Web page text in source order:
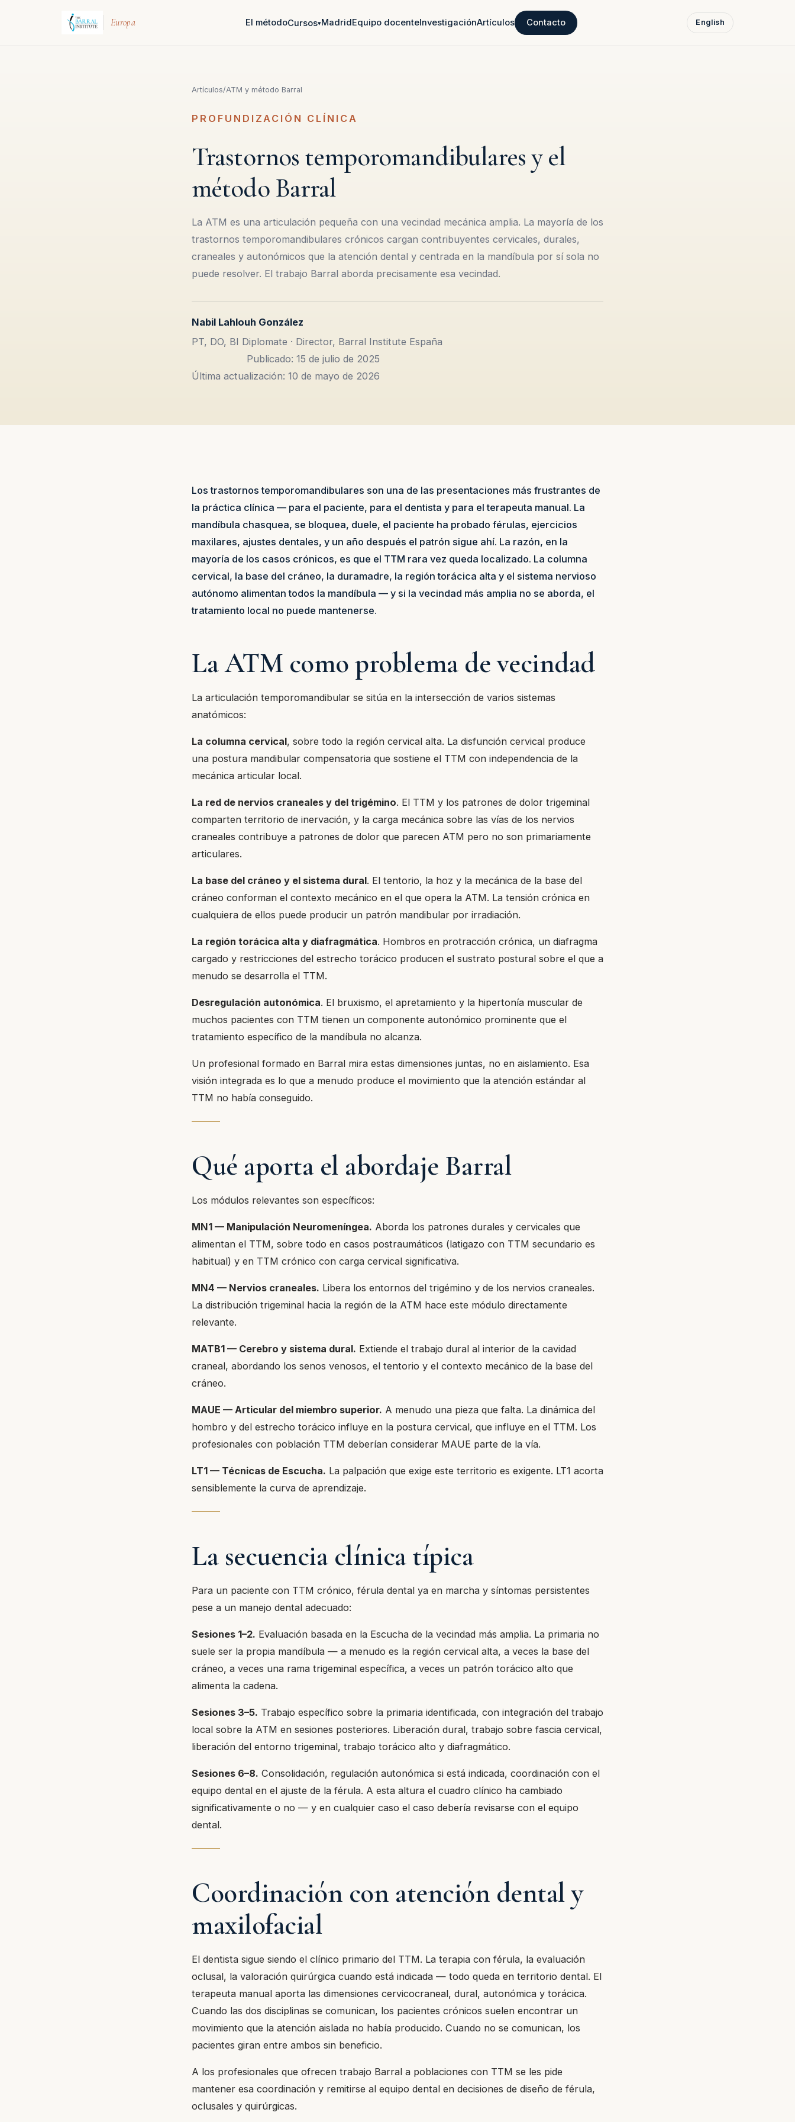
Europa El métodoCursos▾Madrid Equipo docenteInvestigaciónArtículos Contacto English
Artículos/ATM y método Barral
PROFUNDIZACIÓN CLÍNICA
Trastornos temporomandibulares y el
método Barral
La ATM es una articulación pequeña con una vecindad mecánica amplia. La mayoría de los
trastornos temporomandibulares crónicos cargan contribuyentes cervicales, durales,
craneales y autonómicos que la atención dental y centrada en la mandíbula por sí sola no
puede resolver. El trabajo Barral aborda precisamente esa vecindad.
Nabil Lahlouh González
PT, DO, BI Diplomate · Director, Barral Institute España
Publicado: 15 de julio de 2025
Última actualización: 10 de mayo de 2026
Los trastornos temporomandibulares son una de las presentaciones más frustrantes de
la práctica clínica — para el paciente, para el dentista y para el terapeuta manual. La
mandíbula chasquea, se bloquea, duele, el paciente ha probado férulas, ejercicios
maxilares, ajustes dentales, y un año después el patrón sigue ahí. La razón, en la
mayoría de los casos crónicos, es que el TTM rara vez queda localizado. La columna
cervical, la base del cráneo, la duramadre, la región torácica alta y el sistema nervioso
autónomo alimentan todos la mandíbula — y si la vecindad más amplia no se aborda, el
tratamiento local no puede mantenerse.
La ATM como problema de vecindad
La articulación temporomandibular se sitúa en la intersección de varios sistemas
anatómicos:
La columna cervical, sobre todo la región cervical alta. La disfunción cervical produce
una postura mandibular compensatoria que sostiene el TTM con independencia de la
mecánica articular local.
La red de nervios craneales y del trigémino. El TTM y los patrones de dolor trigeminal
comparten territorio de inervación, y la carga mecánica sobre las vías de los nervios
craneales contribuye a patrones de dolor que parecen ATM pero no son primariamente
articulares.
La base del cráneo y el sistema dural. El tentorio, la hoz y la mecánica de la base del
cráneo conforman el contexto mecánico en el que opera la ATM. La tensión crónica en
cualquiera de ellos puede producir un patrón mandibular por irradiación.
La región torácica alta y diafragmática. Hombros en protracción crónica, un diafragma
cargado y restricciones del estrecho torácico producen el sustrato postural sobre el que a
menudo se desarrolla el TTM.
Desregulación autonómica. El bruxismo, el apretamiento y la hipertonía muscular de
muchos pacientes con TTM tienen un componente autonómico prominente que el
tratamiento específico de la mandíbula no alcanza.
Un profesional formado en Barral mira estas dimensiones juntas, no en aislamiento. Esa
visión integrada es lo que a menudo produce el movimiento que la atención estándar al
TTM no había conseguido.
Qué aporta el abordaje Barral
Los módulos relevantes son específicos:
MN1 — Manipulación Neuromeníngea. Aborda los patrones durales y cervicales que
alimentan el TTM, sobre todo en casos postraumáticos (latigazo con TTM secundario es
habitual) y en TTM crónico con carga cervical significativa.
MN4 — Nervios craneales. Libera los entornos del trigémino y de los nervios craneales.
La distribución trigeminal hacia la región de la ATM hace este módulo directamente
relevante.
MATB1 — Cerebro y sistema dural. Extiende el trabajo dural al interior de la cavidad
craneal, abordando los senos venosos, el tentorio y el contexto mecánico de la base del
cráneo.
MAUE — Articular del miembro superior. A menudo una pieza que falta. La dinámica del
hombro y del estrecho torácico influye en la postura cervical, que influye en el TTM. Los
profesionales con población TTM deberían considerar MAUE parte de la vía.
LT1 — Técnicas de Escucha. La palpación que exige este territorio es exigente. LT1 acorta
sensiblemente la curva de aprendizaje.
La secuencia clínica típica
Para un paciente con TTM crónico, férula dental ya en marcha y síntomas persistentes
pese a un manejo dental adecuado:
Sesiones 1–2. Evaluación basada en la Escucha de la vecindad más amplia. La primaria no
suele ser la propia mandíbula — a menudo es la región cervical alta, a veces la base del
cráneo, a veces una rama trigeminal específica, a veces un patrón torácico alto que
alimenta la cadena.
Sesiones 3–5. Trabajo específico sobre la primaria identificada, con integración del trabajo
local sobre la ATM en sesiones posteriores. Liberación dural, trabajo sobre fascia cervical,
liberación del entorno trigeminal, trabajo torácico alto y diafragmático.
Sesiones 6–8. Consolidación, regulación autonómica si está indicada, coordinación con el
equipo dental en el ajuste de la férula. A esta altura el cuadro clínico ha cambiado
significativamente o no — y en cualquier caso el caso debería revisarse con el equipo
dental.
Coordinación con atención dental y
maxilofacial
El dentista sigue siendo el clínico primario del TTM. La terapia con férula, la evaluación
oclusal, la valoración quirúrgica cuando está indicada — todo queda en territorio dental. El
terapeuta manual aporta las dimensiones cervicocraneal, dural, autonómica y torácica.
Cuando las dos disciplinas se comunican, los pacientes crónicos suelen encontrar un
movimiento que la atención aislada no había producido. Cuando no se comunican, los
pacientes giran entre ambos sin beneficio.
A los profesionales que ofrecen trabajo Barral a poblaciones con TTM se les pide
mantener esa coordinación y remitirse al equipo dental en decisiones de diseño de férula,
oclusales y quirúrgicas.